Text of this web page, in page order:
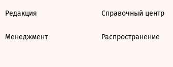
Редакция
Менеджмент
Справочный центр
Распространение